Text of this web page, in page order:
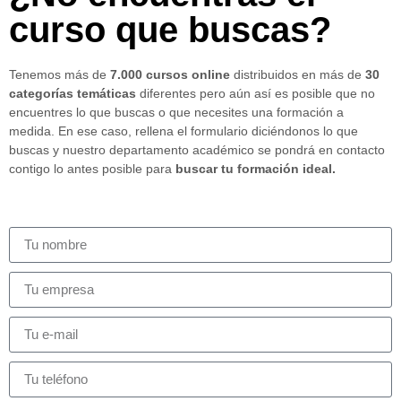
curso que buscas?
Tenemos más de 7.000 cursos online distribuidos en más de 30
categorías temáticas diferentes pero aún así es posible que no
encuentres lo que buscas o que necesites una formación a
medida. En ese caso, rellena el formulario diciéndonos lo que
buscas y nuestro departamento académico se pondrá en contacto
contigo lo antes posible para buscar tu formación ideal.